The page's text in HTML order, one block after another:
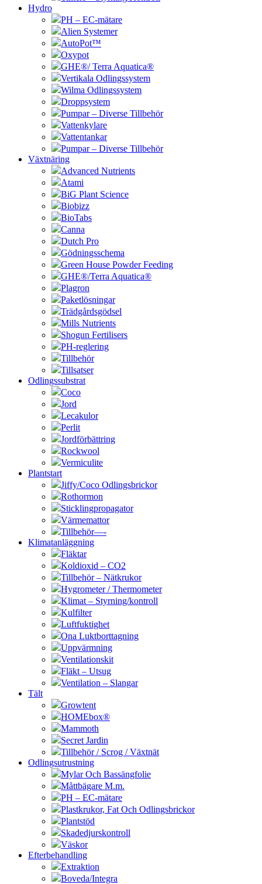
Hydro
PH – EC-mätare
Alien Systemer
AutoPot™
Oxypot
GHE®/ Terra Aquatica®
Vertikala Odlingssystem
Wilma Odlingssystem
Droppsystem
Pumpar – Diverse Tillbehör
Vattenkylare
Vattentankar
Pumpar – Diverse Tillbehör
Växtnäring
Advanced Nutrients
Atami
BiG Plant Science
Biobizz
BioTabs
Canna
Dutch Pro
Gödningsschema
Green House Powder Feeding
GHE®/Terra Aquatica®
Plagron
Paketlösningar
Trädgårdsgödsel
Mills Nutrients
Shogun Fertilisers
PH-reglering
Tillbehör
Tillsatser
Odlingssubstrat
Coco
Jord
Lecakulor
Perlit
Jordförbättring
Rockwool
Vermiculite
Plantstart
Jiffy/Coco Odlingsbrickor
Rothormon
Sticklingpropagator
Värmemattor
Tillbehör—-
Klimatanläggning
Fläktar
Koldioxid – CO2
Tillbehör – Nätkrukor
Hygrometer / Thermometer
Klimat – Styrning/kontroll
Kulfilter
Luftfuktighet
Ona Luktborttagning
Uppvärmning
Ventilationskit
Fläkt – Utsug
Ventilation – Slangar
Tält
Growtent
HOMEbox®
Mammoth
Secret Jardin
Tillbehör / Scrog / Växtnät
Odlingsutrustning
Mylar Och Bassängfolie
Måttbägare M.m.
PH – EC-mätare
Plastkrukor, Fat Och Odlingsbrickor
Plantstöd
Skadedjurskontroll
Väskor
Efterbehandling
Extraktion
Boveda/Integra